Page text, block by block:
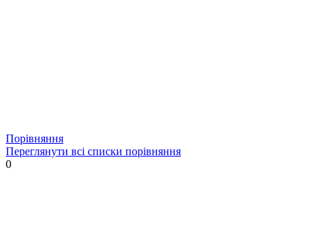
Порівняння
Переглянути всі списки порівняння
0